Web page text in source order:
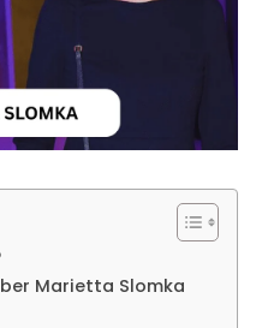
Marietta Slomka